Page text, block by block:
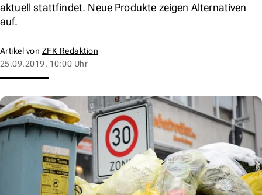
aktuell stattfindet. Neue Produkte zeigen Alternativen
auf.
Artikel von ZFK Redaktion
25.09.2019, 10:00 Uhr